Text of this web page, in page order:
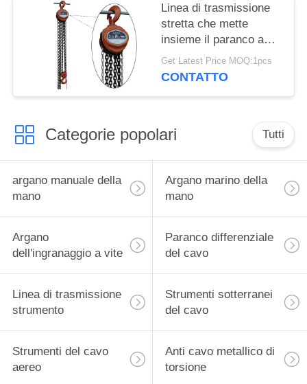
Linea di trasmissione
stretta che mette
insieme il paranco a
catena d'acciaio del
manuale del cavo
Get Latest Price MOQ:1pcs
CONTATTO
Categorie popolari Tutti
argano manuale della
mano
Argano marino della
mano
Argano
dell'ingranaggio a vite
Paranco differenziale
del cavo
Linea di trasmissione
strumento
Strumenti sotterranei
del cavo
Strumenti del cavo
aereo
Anti cavo metallico di
torsione